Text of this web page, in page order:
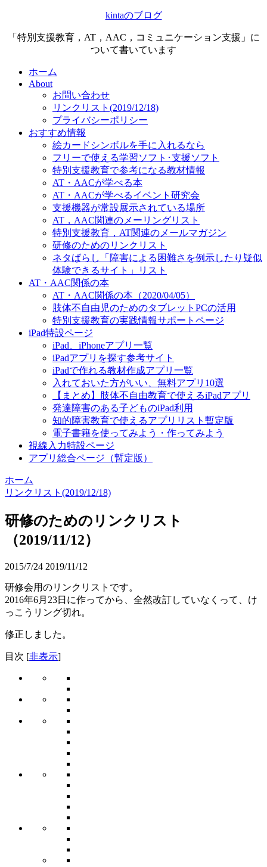
kintaのブログ
「特別支援教育，AT，AAC，コミュニケーション支援」に
ついて書いています
ホーム
About
お問い合わせ
リンクリスト(2019/12/18)
プライバシーポリシー
おすすめ情報
絵カードシンボルを手に入れるなら
フリーで使える学習ソフト･支援ソフト
特別支援教育で参考になる教材情報
AT・AACが学べる本
AT・AACが学べるイベント研究会
支援機器が常設展示されている場所
AT，AAC関連のメーリングリスト
特別支援教育，AT関連のメールマガジン
研修のためのリンクリスト
ネタばらし「障害による困難さを例示したり疑似
体験できるサイト」リスト
AT・AAC関係の本
AT・AAC関係の本（2020/04/05）
肢体不自由児のためのタブレットPCの活用
特別支援教育の実践情報サポートページ
iPad特設ページ
iPad、iPhoneアプリ一覧
iPadアプリを探す参考サイト
iPadで作れる教材作成アプリ一覧
入れておいた方がいい、無料アプリ10選
【まとめ】肢体不自由教育で使えるiPadアプリ
発達障害のある子どものiPad利用
知的障害教育で使えるアプリリスト暫定版
電子書籍を使ってみよう・作ってみよう
視線入力特設ページ
アプリ総合ページ（暫定版）
ホーム
リンクリスト(2019/12/18)
研修のためのリンクリスト
（2019/11/12）
2015/7/24 2019/11/12
研修会用のリンクリストです。
2016年6月23日に作ってから、全然改訂していなくって、け
っこうリング切れ。
修正しました。
目次 [非表示]